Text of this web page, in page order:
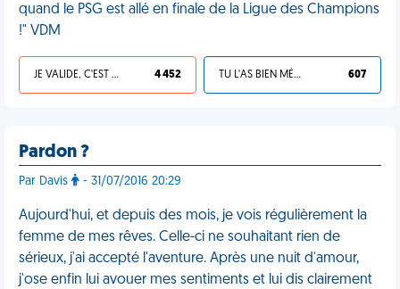
quand le PSG est allé en finale de la Ligue des Champions
!" VDM
JE VALIDE, C'EST UNE VDM 4 452 TU L'AS BIEN MÉRITÉ 607
Pardon ?
Par Davis - 31/07/2016 20:29
Aujourd'hui, et depuis des mois, je vois régulièrement la
femme de mes rêves. Celle-ci ne souhaitant rien de
sérieux, j'ai accepté l'aventure. Après une nuit d'amour,
j'ose enfin lui avouer mes sentiments et lui dis clairement